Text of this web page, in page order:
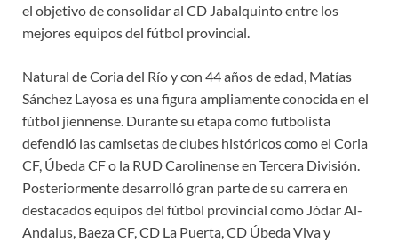
el objetivo de consolidar al CD Jabalquinto entre los
mejores equipos del fútbol provincial.
Natural de Coria del Río y con 44 años de edad, Matías
Sánchez Layosa es una figura ampliamente conocida en el
fútbol jiennense. Durante su etapa como futbolista
defendió las camisetas de clubes históricos como el Coria
CF, Úbeda CF o la RUD Carolinense en Tercera División.
Posteriormente desarrolló gran parte de su carrera en
destacados equipos del fútbol provincial como Jódar Al-
Andalus, Baeza CF, CD La Puerta, CD Úbeda Viva y